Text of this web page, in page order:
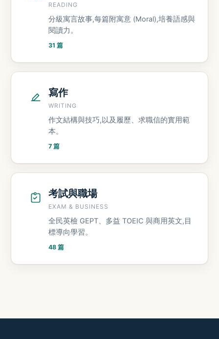
READING
分級寓言故事,每篇附寓意 (Moral),培養語感與
閱讀力。
31 篇
寫作
WRITING
作文結構與技巧,以及履歷、求職信的實用範
本。
7 篇
考試與職場
EXAM & BUSINESS
全民英檢 GEPT、多益 TOEIC 與商用英文,目
標導向學習。
48 篇